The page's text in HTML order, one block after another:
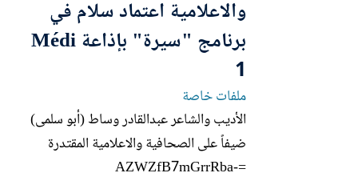
والاعلامية اعتماد سلام في
برنامج "سيرة" بإذاعة Médi
1
ملفات خاصة
الأديب والشاعر عبدالقادر وساط (أبو سلمى)
ضيفاً على الصحافية والاعلامية المقتدرة
=AZWZfB7mGrrRba-